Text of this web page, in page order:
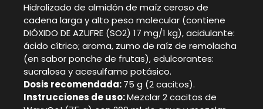
Hidrolizado de almidón de maíz ceroso de
cadena larga y alto peso molecular (contiene
DIÓXIDO DE AZUFRE (SO2) 17 mg/1 kg), acidulante:
ácido cítrico; aroma, zumo de raíz de remolacha
(en sabor ponche de frutas), edulcorantes:
sucralosa y acesulfamo potásico.
Dosis recomendada:75 g (2 cacitos).
Instrucciones de uso:Mezclar 2 cacitos de